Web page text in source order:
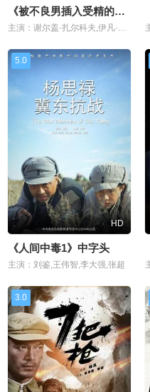
《被不良男插入受精的巨乳妈妈》全集
主演：谢尔盖·扎尔科夫,伊凡·巴塔列夫,奥列格·加亚诺夫,亚历山大·布哈罗夫,阿塞尼·谢梅诺夫,伊戈尔·格拉布佐夫,格里戈利·涅克拉索夫,丹·罗津,亚历山德
5.0
HD
《人间中毒1》中字头
主演：刘鉴,王伟智,李大强,张超
3.0